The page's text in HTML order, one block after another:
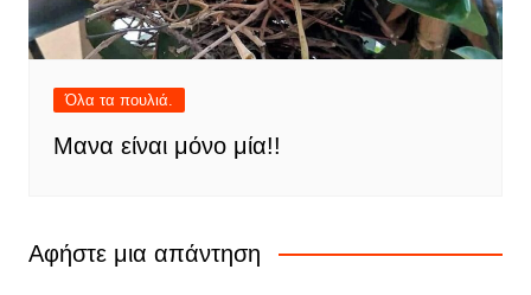
Όλα τα πουλιά.
Μανα είναι μόνο μία!!
Αφήστε μια απάντηση